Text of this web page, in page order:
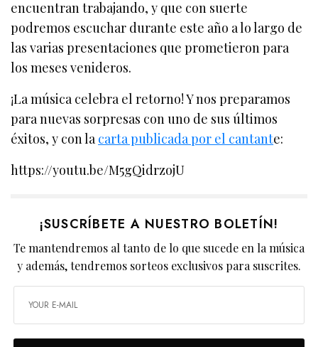
encuentran trabajando, y que con suerte
podremos escuchar durante este año a lo largo de
las varias presentaciones que prometieron para
los meses venideros.
¡La música celebra el retorno! Y nos preparamos
para nuevas sorpresas con uno de sus últimos
éxitos, y con lacarta publicada por el cantante:
https://youtu.be/M5gQidrzojU
¡SUSCRÍBETE A NUESTRO BOLETÍN!
Te mantendremos al tanto de lo que sucede en la música
y además, tendremos sorteos exclusivos para suscrites.